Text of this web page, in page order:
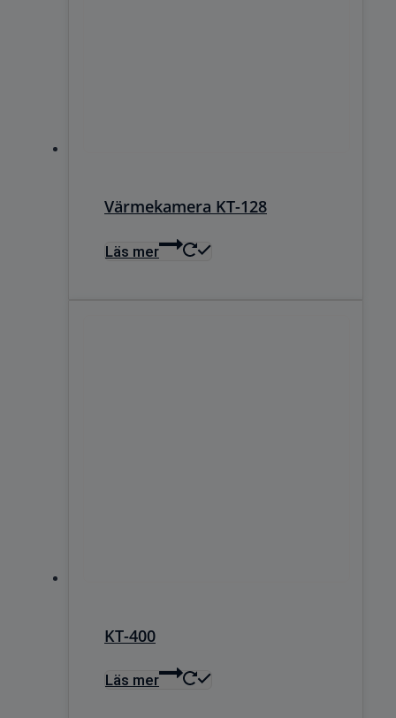
Värmekamera KT-128
Läs mer
KT-400
Läs mer